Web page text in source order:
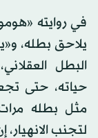
في روايته
يلاحق بطله،
البطل
حياته، حتى
مثل بطله
لتجنب